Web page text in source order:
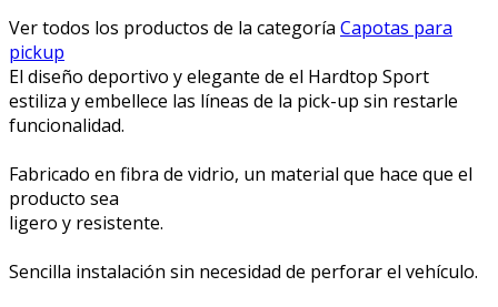
Ver todos los productos de la categoría Capotas para
pickup
El diseño deportivo y elegante de el Hardtop Sport
estiliza y embellece las líneas de la pick-up sin restarle
funcionalidad.
Fabricado en fibra de vidrio, un material que hace que el
producto sea
ligero y resistente.
Sencilla instalación sin necesidad de perforar el vehículo.